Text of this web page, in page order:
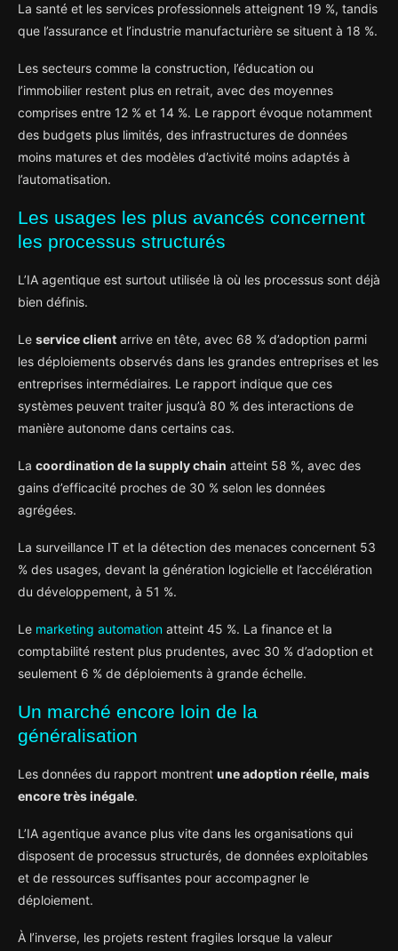
La santé et les services professionnels atteignent 19 %, tandis
que l’assurance et l’industrie manufacturière se situent à 18 %.
Les secteurs comme la construction, l’éducation ou
l’immobilier restent plus en retrait, avec des moyennes
comprises entre 12 % et 14 %. Le rapport évoque notamment
des budgets plus limités, des infrastructures de données
moins matures et des modèles d’activité moins adaptés à
l’automatisation.
Les usages les plus avancés concernent
les processus structurés
L’IA agentique est surtout utilisée là où les processus sont déjà
bien définis.
Le service client arrive en tête, avec 68 % d’adoption parmi
les déploiements observés dans les grandes entreprises et les
entreprises intermédiaires. Le rapport indique que ces
systèmes peuvent traiter jusqu’à 80 % des interactions de
manière autonome dans certains cas.
La coordination de la supply chain atteint 58 %, avec des
gains d’efficacité proches de 30 % selon les données
agrégées.
La surveillance IT et la détection des menaces concernent 53
% des usages, devant la génération logicielle et l’accélération
du développement, à 51 %.
Le marketing automation atteint 45 %. La finance et la
comptabilité restent plus prudentes, avec 30 % d’adoption et
seulement 6 % de déploiements à grande échelle.
Un marché encore loin de la
généralisation
Les données du rapport montrent une adoption réelle, mais
encore très inégale.
L’IA agentique avance plus vite dans les organisations qui
disposent de processus structurés, de données exploitables
et de ressources suffisantes pour accompagner le
déploiement.
À l’inverse, les projets restent fragiles lorsque la valeur